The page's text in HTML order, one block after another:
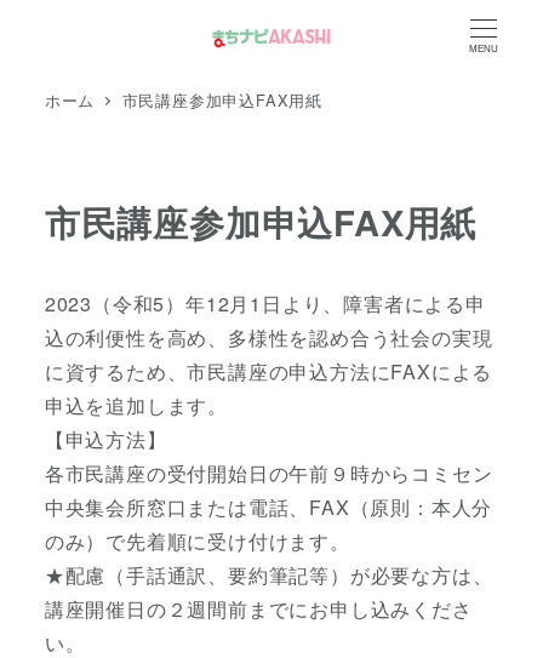
MENU
ホーム 市民講座参加申込FAX用紙
市民講座参加申込FAX用紙
2023（令和5）年12月1日より、障害者による申
込の利便性を高め、多様性を認め合う社会の実現
に資するため、市民講座の申込方法にFAXによる
申込を追加します。
【申込方法】
各市民講座の受付開始日の午前９時からコミセン
中央集会所窓口または電話、FAX（原則：本人分
のみ）で先着順に受け付けます。
★配慮（手話通訳、要約筆記等）が必要な方は、
講座開催日の２週間前までにお申し込みくださ
い。